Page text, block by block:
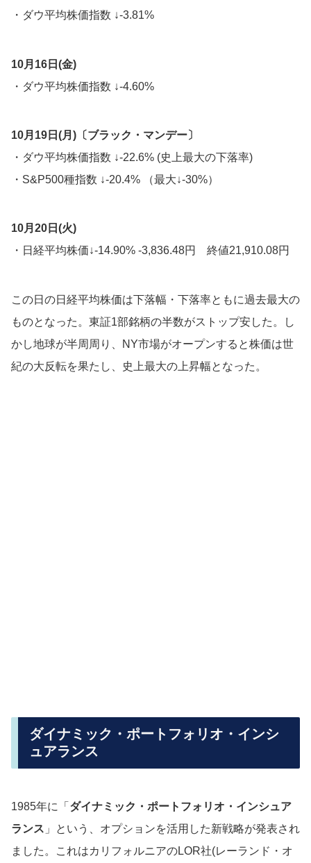
・ダウ平均株価指数 ↓-3.81%
10月16日(金)
・ダウ平均株価指数 ↓-4.60%
10月19日(月)〔ブラック・マンデー〕
・ダウ平均株価指数 ↓-22.6% (史上最大の下落率)
・S&P500種指数 ↓-20.4% （最大↓-30%）
10月20日(火)
・日経平均株価↓-14.90% -3,836.48円 終値21,910.08円
この日の日経平均株価は下落幅・下落率ともに過去最大の
ものとなった。東証1部銘柄の半数がストップ安した。し
かし地球が半周周り、NY市場がオープンすると株価は世
紀の大反転を果たし、史上最大の上昇幅となった。
ダイナミック・ポートフォリオ・インシ
ュアランス
1985年に「 ダイナミック・ポートフォリオ・インシュア
ランス 」という、オプションを活用した新戦略が発表され
ました。これはカリフォルニアのLOR社(レーランド・オ